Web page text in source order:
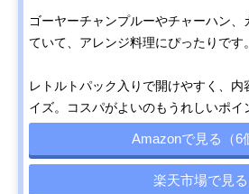
ゴーヤーチャンプルーやチャーハン
ていて、アレンジ料理にぴったりです。
レトルトパック入りで開けやすく、
イズ。コスパがよいのもうれしいポイ
Amazonで見る（6
楽天市場で見る